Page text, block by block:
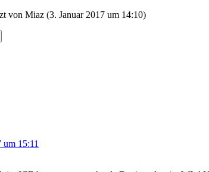
von Miaz (3. Januar 2017 um 14:10)
um 15:11